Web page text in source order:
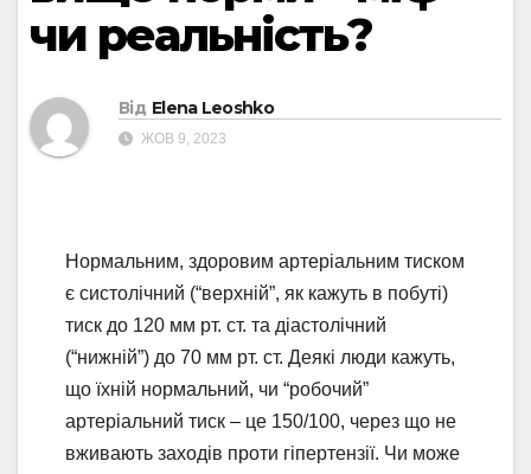
чи реальність?
Від Elena Leoshko
ЖОВ 9, 2023
Нормальним, здоровим артеріальним тиском
є систолічний (“верхній”, як кажуть в побуті)
тиск до 120 мм рт. ст. та діастолічний
(“нижній”) до 70 мм рт. ст. Деякі люди кажуть,
що їхній нормальний, чи “робочий”
артеріальний тиск – це 150/100, через що не
вживають заходів проти гіпертензії. Чи може